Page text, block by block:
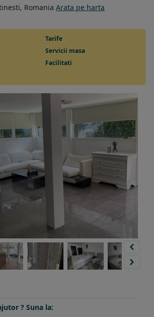
Romania Arata pe harta
Tarife
Servicii masa
Facilitati
? Suna la: